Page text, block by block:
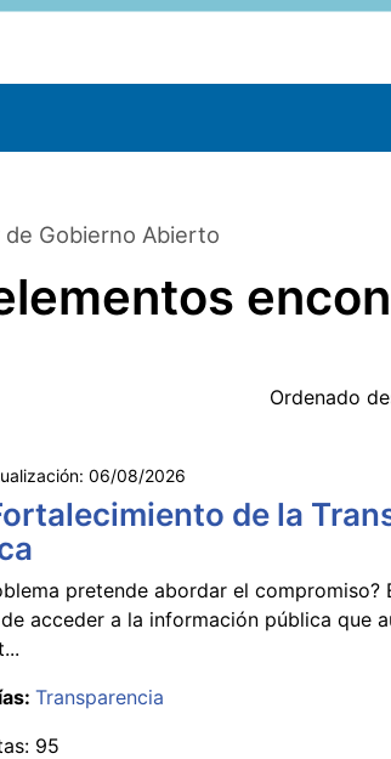
de Gobierno Abierto
Ordenado
06/08/2026
de la
pretende abordar el compromiso?
acceder a la información pública que
Transparencia
95